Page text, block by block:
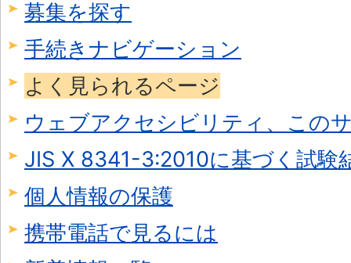
募集を探す
手続きナビゲーション
よく見られるページ
ウェブアクセシビリティ、この
JIS X 8341-3:2010に基づく試験
個人情報の保護
携帯電話で見るには